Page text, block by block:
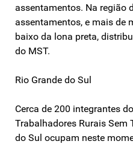
assentamentos. Na região
assentamentos, e mais de
baixo da lona preta,
do MST.
Rio Grande do Sul
Cerca de 200 integrantes
Trabalhadores Rurais Sem
do Sul ocupam neste